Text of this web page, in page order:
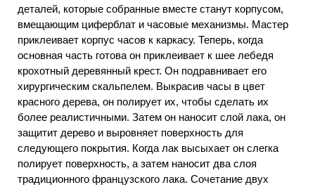
деталей, которые собранные вместе станут корпусом,
вмещающим циферблат и часовые механизмы. Мастер
приклеивает корпус часов к каркасу. Теперь, когда
основная часть готова он приклеивает к шее лебедя
крохотный деревянный крест. Он подравнивает его
хирургическим скальпелем. Выкрасив часы в цвет
красного дерева, он полирует их, чтобы сделать их
более реалистичными. Затем он наносит слой лака, он
защитит дерево и выровняет поверхность для
следующего покрытия. Когда лак высыхает он слегка
полирует поверхность, а затем наносит два слоя
традиционного французского лака. Сочетание двух